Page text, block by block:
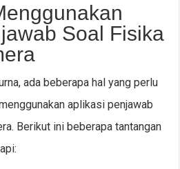
Soal Fisika
ada beberapa hal yang perlu
aplikasi penjawab
Berikut ini beberapa tantangan